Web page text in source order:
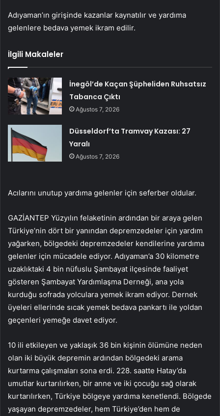
Adıyaman’ın girişinde kazanlar kaynatılır ve yardıma
gelenlere bedava yemek ikram edilir.
İlgili Makaleler
İnegöl’de Kaçan Şüpheliden Ruhsatsız
Tabanca Çıktı
Ağustos 7, 2026
Düsseldorf’ta Tramvay Kazası: 27
Yaralı
Ağustos 7, 2026
Acılarını unutup yardıma gelenler için seferber oldular.
GAZİANTEP Yüzyılın felaketinin ardından bir araya gelen
Türkiye’nin dört bir yanından depremzedeler için yardım
yağarken, bölgedeki depremzedeler kendilerine yardıma
gelenler için mücadele ediyor. Adıyaman’a 30 kilometre
uzaklıktaki 4 bin nüfuslu Şambayat ilçesinde faaliyet
gösteren Şambayat Yardımlaşma Derneği, ana yola
kurduğu sofrada yolculara yemek ikram ediyor. Dernek
üyeleri ellerinde sıcak yemek bedava pankartı ile yoldan
geçenleri yemeğe davet ediyor.
10 ili etkileyen ve yaklaşık 36 bin kişinin ölümüne neden
olan iki büyük depremin ardından bölgedeki arama
kurtarma çalışmaları sona erdi. 228. saatte Hatay’da
umutlar kurtarılırken, bir anne ve iki çocuğu sağ olarak
kurtarılırken, Türkiye bölgeye yardıma kenetlendi. Bölgede
yaşayan depremzedeler, hem Türkiye’den hem de